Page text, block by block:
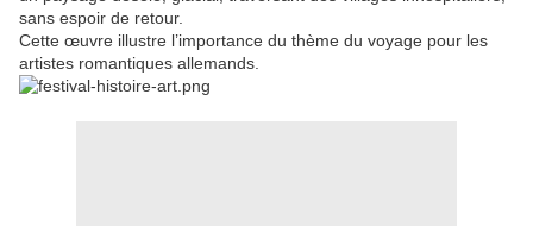
sans espoir de retour.
Cette œuvre illustre l’importance du thème du voyage pour les
artistes romantiques allemands.